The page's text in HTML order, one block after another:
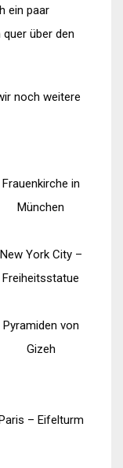
ein paar
über den
noch weitere
Frauenkirche in
München
New York City –
Freiheitsstatue
Pyramiden von
Gizeh
– Eifelturm